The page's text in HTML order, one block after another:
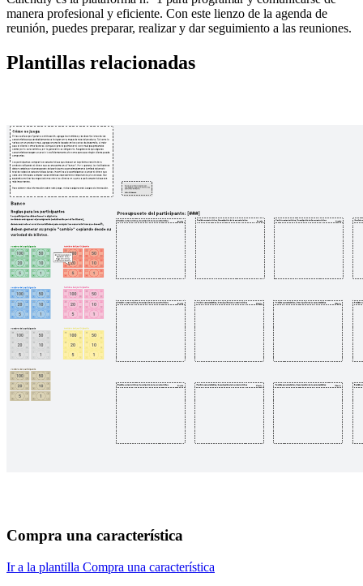
manera profesional y eficiente. Con este lienzo de la agenda de
reunión, puedes preparar, realizar y dar seguimiento a las reuniones.
Plantillas relacionadas
Compra una característica
Ir a la plantilla Compra una característica